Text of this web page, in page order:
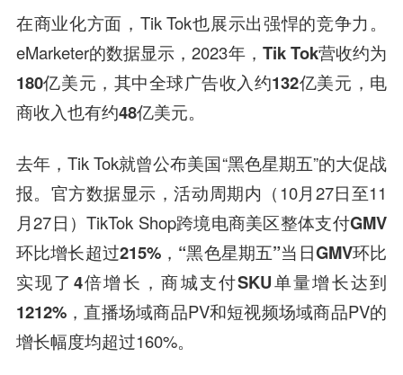
在商业化方面，Tik Tok也展示出强悍的竞争力。
eMarketer的数据显示，2023年， Tik Tok营收约为
180亿美元 ，其中全球广告收入约132亿美元， 电
商收入也有约48亿美元。
去年，Tik Tok就曾公布美国“黑色星期五”的大促战
报。官方数据显示，活动周期内（10月27日至11
月27日）TikTok Shop跨境电商美区整体支付GMV
环比增长超过215%， “黑色星期五”当日GMV环比
实现了4倍增长 ，商城支付SKU单量增长达到
1212%，直播场域商品PV和短视频场域商品PV的
增长幅度均超过160%。